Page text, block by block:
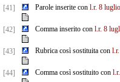
[41] Parole inserite con l.r. 8
[42] Comma inserito con l.r. 8
[43] Rubrica così sostituita con
[44] Comma così sostituito con